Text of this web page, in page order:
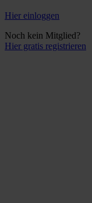
Hier einloggen
Noch kein Mitglied?
Hier gratis registrieren